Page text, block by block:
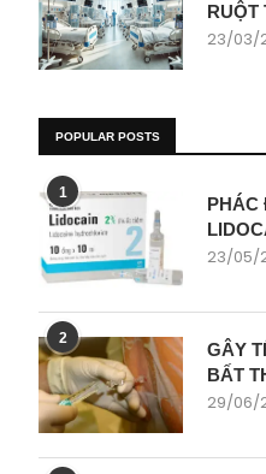
RUỘT
23/03/
POPULAR POSTS
1
PHÁC
23/05/
2
GÂY
BẤT
29/06/